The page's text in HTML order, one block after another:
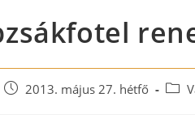
Post 2013. május 27. hétfő
Post